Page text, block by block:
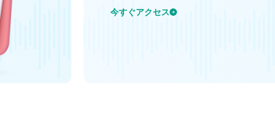
今すぐアクセス